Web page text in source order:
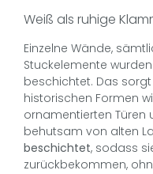
Weiß als ruhige
Einzelne Wände,
Stuckelemente
beschichtet. Das
historischen Formen
ornamentierten Türen
behutsam von alten
beschichtet, sodass
zurückbekommen,